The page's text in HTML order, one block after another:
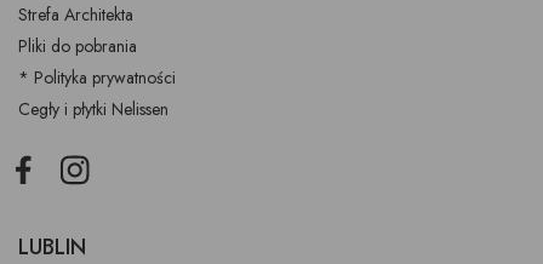
Strefa Architekta
Pliki do pobrania
* Polityka prywatności
Cegły i płytki Nelissen
FacebookInstagram
LUBLIN